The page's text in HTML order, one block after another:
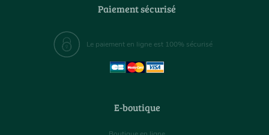
Paiement sécurisé
Le paiement en ligne est 100% sécurisé
E-boutique